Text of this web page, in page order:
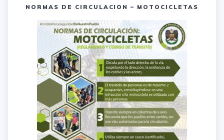
NORMAS DE CIRCULACION – MOTOCICLETAS